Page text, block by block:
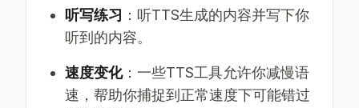
听写练习 ：听TTS生成的内容并写下你
听到的内容。
速度变化：一些TTS工具允许你减慢语
速，帮助你捕捉到正常速度下可能错过